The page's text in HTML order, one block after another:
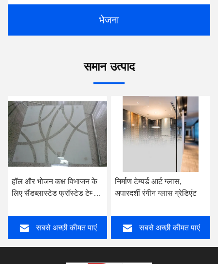
भेजना
समान उत्पाद
निर्माण टेम्पर्ड आर्ट ग्लास,
अपारदर्शी रंगीन ग्लास ग्रेडिएंट
सबसे अच्छी कीमत पाएं
स्क्रीन विभाजन टेम्पर्ड आर्ट ग्लास
नक्काशीदार लेमिनेट वायर ग्लास
सबसे अच्छी कीमत पाएं